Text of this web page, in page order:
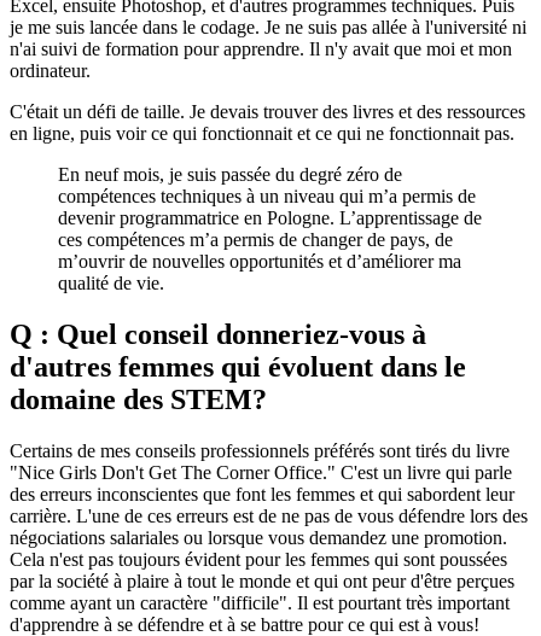
Excel, ensuite Photoshop, et d'autres programmes techniques. Puis
je me suis lancée dans le codage. Je ne suis pas allée à l'université ni
n'ai suivi de formation pour apprendre. Il n'y avait que moi et mon
ordinateur.
C'était un défi de taille. Je devais trouver des livres et des ressources
en ligne, puis voir ce qui fonctionnait et ce qui ne fonctionnait pas.
En neuf mois, je suis passée du degré zéro de
compétences techniques à un niveau qui m’a permis de
devenir programmatrice en Pologne. L’apprentissage de
ces compétences m’a permis de changer de pays, de
m’ouvrir de nouvelles opportunités et d’améliorer ma
qualité de vie.
Q : Quel conseil donneriez-vous à
d'autres femmes qui évoluent dans le
domaine des STEM?
Certains de mes conseils professionnels préférés sont tirés du livre
"Nice Girls Don't Get The Corner Office." C'est un livre qui parle
des erreurs inconscientes que font les femmes et qui sabordent leur
carrière. L'une de ces erreurs est de ne pas de vous défendre lors des
négociations salariales ou lorsque vous demandez une promotion.
Cela n'est pas toujours évident pour les femmes qui sont poussées
par la société à plaire à tout le monde et qui ont peur d'être perçues
comme ayant un caractère "difficile". Il est pourtant très important
d'apprendre à se défendre et à se battre pour ce qui est à vous!